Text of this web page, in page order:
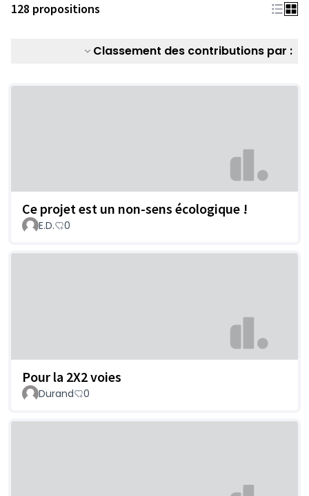
128 propositions
Classement des contributions par :
Ce projet est un non-sens écologique !
E.D. 0
Pour la 2X2 voies
Durand 0